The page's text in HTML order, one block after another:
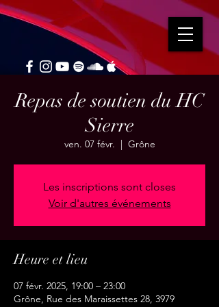
Repas de soutien du HC
Sierre
ven. 07 févr.
  |
Grône
Les inscriptions sont closes
Voir d'autres événements
Heure et lieu
07 févr. 2025, 19:00 – 23:00
Grône, Rue des Maraissettes 28, 3979